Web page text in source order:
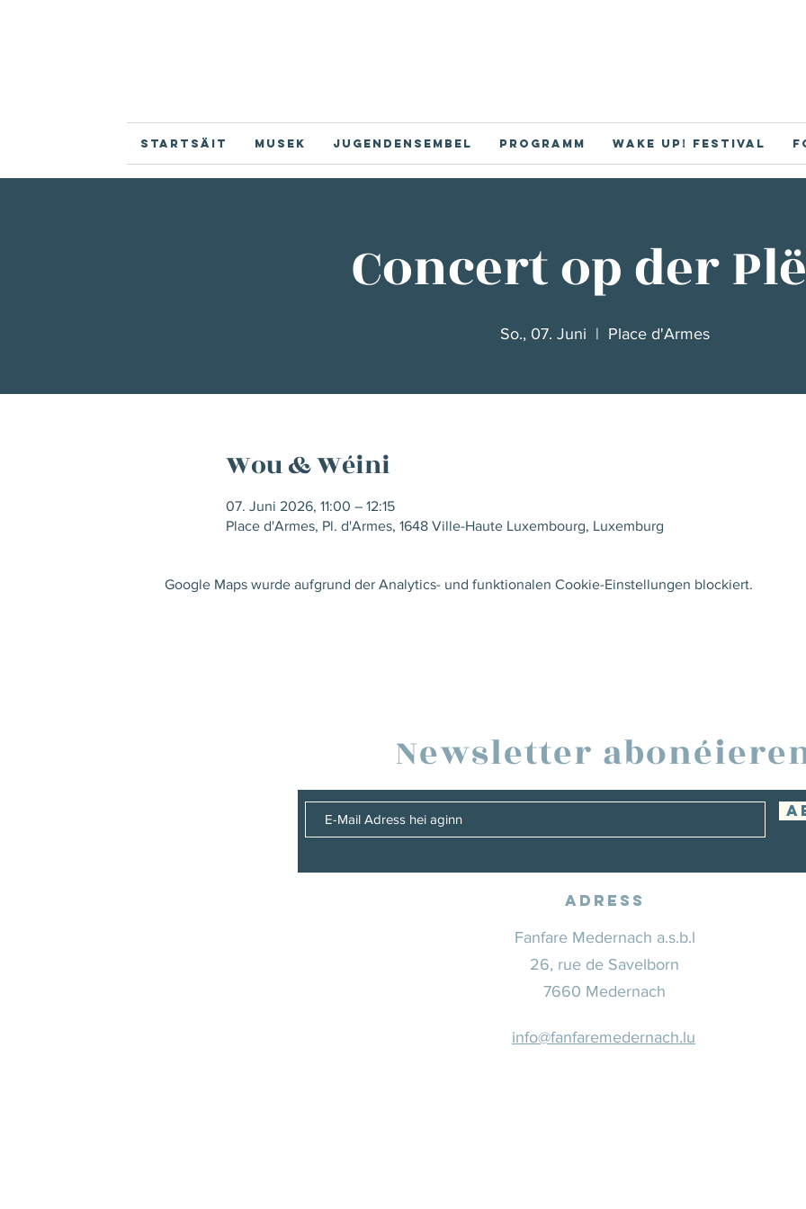
Startsäit Musek Jugendensembel Programm Wake Up! Festival
Concert op der
So., 07. Juni
  |
Place d'Armes
Wou & Wéini
07. Juni 2026, 11:00 – 12:15
Place d'Armes, Pl. d'Armes, 1648 Ville-Haute Luxembourg, Luxemburg
Google Maps wurde aufgrund der Analytics- und funktionalen Cookie-Einstellungen blockiert.
Newsletter
Adress
Fanfare Medernach a.s.b.l
26, rue de Savelborn
7660 Medernach
info@fanfaremedernach.lu